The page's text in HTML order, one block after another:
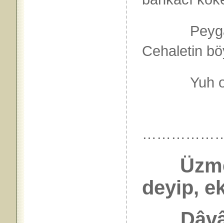
Cehaletin
Yuh
deyip,